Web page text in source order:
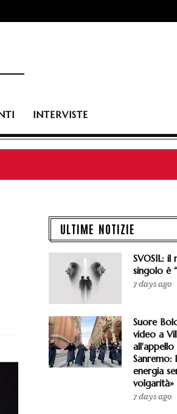
INTERVISTE
feat. Elio Biffi e Saturnino
ULTIME NOTIZIE
SVOSIL: il
singolo è
7 days ago
Suore
video a
all'appello
Sanremo:
energia
volgarità»
7 days ago